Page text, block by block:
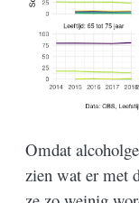
Omdat
zien wat er met